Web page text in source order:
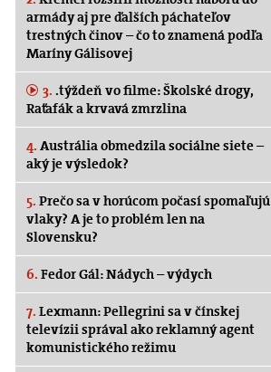
armády aj pre ďalších páchateľov
trestných činov – čo to znamená podľa
Maríny Gálisovej
3. .týždeň vo filme: Školské drogy,
Raťafák a krvavá zmrzlina
4. Austrália obmedzila sociálne siete –
aký je výsledok?
5. Prečo sa v horúcom počasí spomaľujú
vlaky? A je to problém len na
Slovensku?
6. Fedor Gál: Nádych – výdych
7. Lexmann: Pellegrini sa v čínskej
televízii správal ako reklamný agent
komunistického režimu